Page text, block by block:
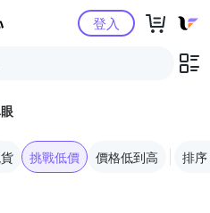
Yahoo購物中心登入
挑戰低價 價格低到高 排序